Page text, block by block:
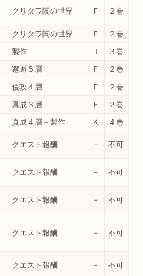
クリタワ闇の世界 Ｆ ２巻
クリタワ闇の世界 Ｆ
２巻
製作 Ｊ
３巻
邂逅５層 Ｆ
２巻
侵攻４層 Ｆ
２巻
真成３層 Ｆ
２巻
真成４層＋製作 Ｋ
４巻
クエスト報酬 － 不可
クエスト報酬 － 不可
クエスト報酬 － 不可
クエスト報酬 － 不可
クエスト報酬 － 不可